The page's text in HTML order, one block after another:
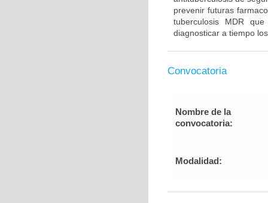
prevenir futuras
tuberculosis MDR
diagnosticar a tiempo
Convocatoria
Nombre de la
convocatoria:
Modalidad: